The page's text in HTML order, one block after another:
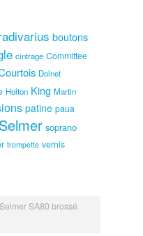
boutons
cintrage Committee
Dolnet
Holton King Martin
patine paua
Selmer soprano
trompette vernis
SA80 brossé